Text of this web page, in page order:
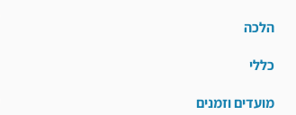
הלכה
כללי
מועדים וזמנים